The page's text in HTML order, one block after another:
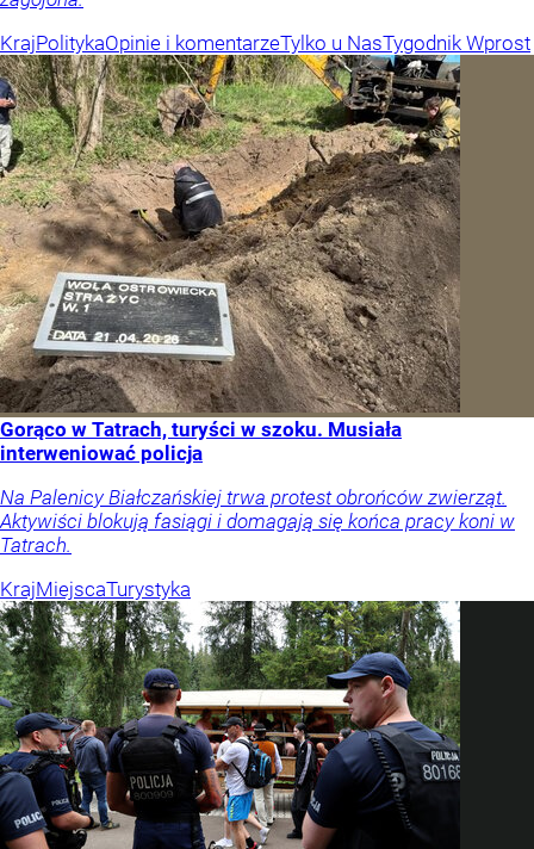
KrajPolitykaOpinie i komentarzeTylko u NasTygodnik Wprost
Gorąco w Tatrach, turyści w szoku. Musiała
interweniować policja
Na Palenicy Białczańskiej trwa protest obrońców zwierząt.
Aktywiści blokują fasiągi i domagają się końca pracy koni w
Tatrach.
KrajMiejscaTurystyka